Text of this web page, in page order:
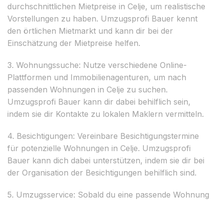
durchschnittlichen Mietpreise in Celje, um realistische
Vorstellungen zu haben. Umzugsprofi Bauer kennt
den örtlichen Mietmarkt und kann dir bei der
Einschätzung der Mietpreise helfen.
3. Wohnungssuche: Nutze verschiedene Online-
Plattformen und Immobilienagenturen, um nach
passenden Wohnungen in Celje zu suchen.
Umzugsprofi Bauer kann dir dabei behilflich sein,
indem sie dir Kontakte zu lokalen Maklern vermitteln.
4. Besichtigungen: Vereinbare Besichtigungstermine
für potenzielle Wohnungen in Celje. Umzugsprofi
Bauer kann dich dabei unterstützen, indem sie dir bei
der Organisation der Besichtigungen behilflich sind.
5. Umzugsservice: Sobald du eine passende Wohnung